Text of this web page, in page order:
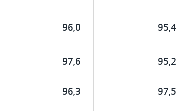
96,0 95,4
97,6 95,2
96,3 97,5